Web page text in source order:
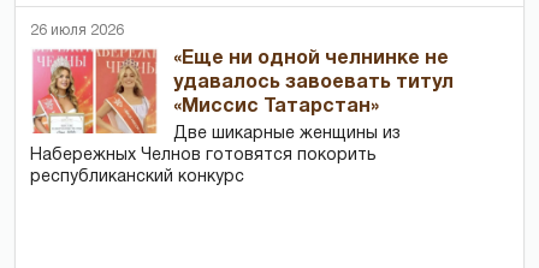
26 июля 2026
«Еще ни одной челнинке не
удавалось завоевать титул
«Миссис Татарстан»
Две шикарные женщины из
Набережных Челнов готовятся покорить
республиканский конкурс